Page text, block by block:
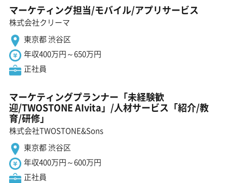
マーケティング担当/モバイル/アプリサービス
株式会社クリーマ
東京都 渋谷区
年収400万円～650万円
正社員
マーケティングプランナー「未経験歓
迎/TWOSTONE AIvita」/人材サービス「紹介/教
育/研修」
株式会社TWOSTONE&Sons
東京都 渋谷区
年収400万円～600万円
正社員